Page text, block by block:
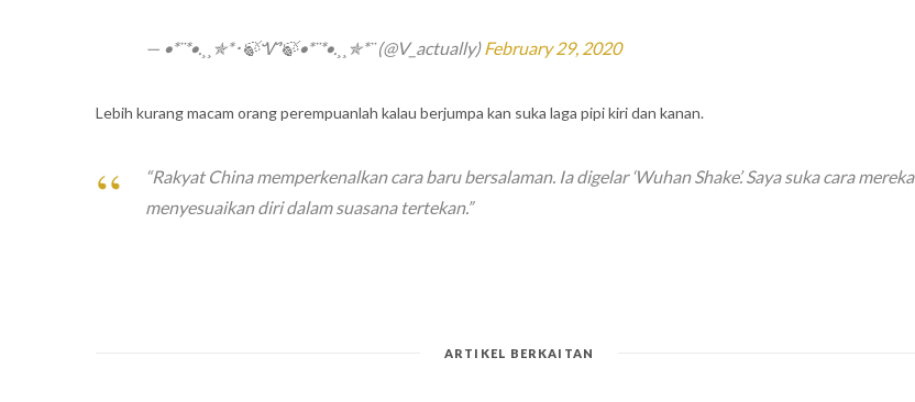
— •*¨*•.¸¸✯*･🍃Ꮙ🍃•*¨*•.¸¸✯*¨ (@V_actually) February 29, 2020
Lebih kurang macam orang perempuanlah kalau berjumpa kan suka laga pipi kiri dan kanan.
“Rakyat China memperkenalkan cara baru bersalaman. Ia digelar ‘Wuhan Shake’. Saya suka cara mereka
menyesuaikan diri dalam suasana tertekan.”
ARTIKEL BERKAITAN